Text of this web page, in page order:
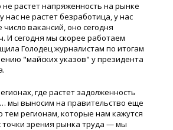
не растет напряженность на рынке
нас не растет безработица, у нас
вакансий, оно сегодня
И сегодня мы скорее работаем
Голодец журналистам по итогам
"майских указов" у президента
где растет задолженность
мы выносим на правительство еще
регионам, которые нам кажутся
зрения рынка труда — мы